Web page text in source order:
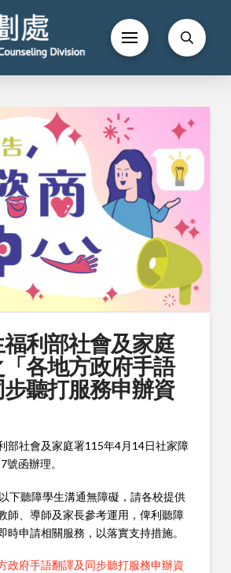
利部社會及家庭
各地方政府手語
聽打服務申辦資
部社會及家庭署115年4月14日社家障
函辦理。
下聽障學生溝通無障礙，請各校提供
師、導師及家長參考運用，俾利聽障
時申請相關服務，以落實支持措施。
政府手語翻譯及同步聽打服務申辦資